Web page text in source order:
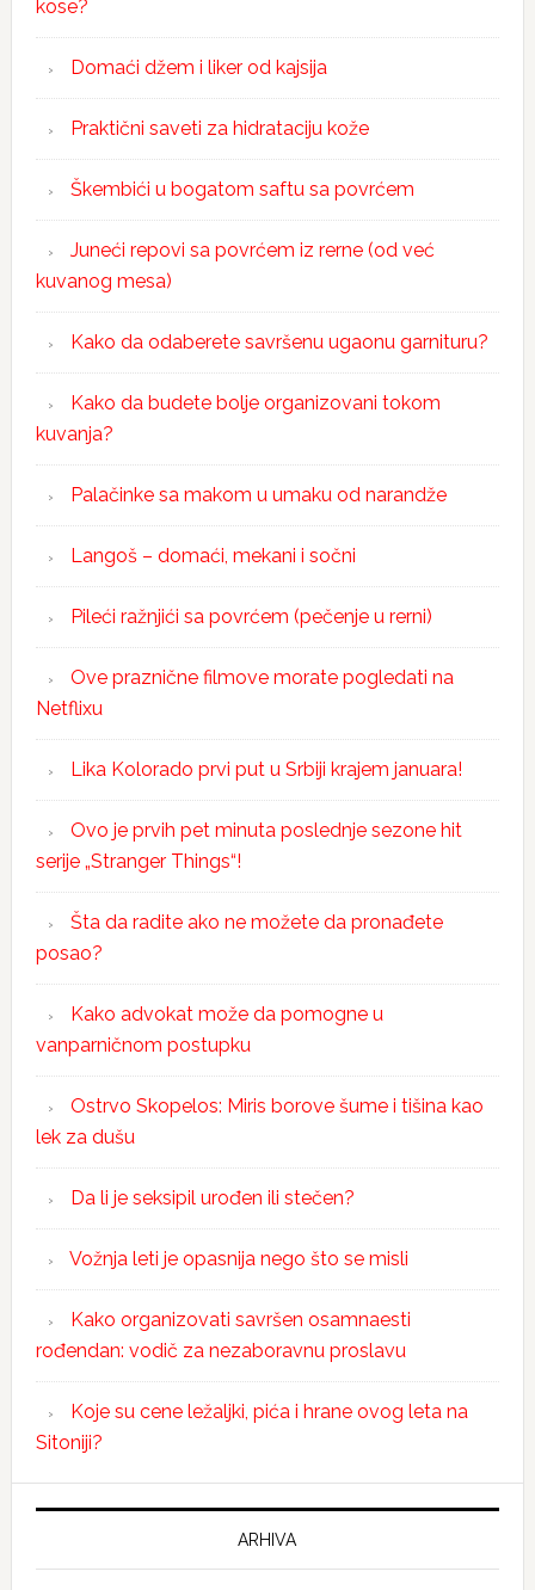
kose?
Domaći džem i liker od kajsija
Praktični saveti za hidrataciju kože
Škembići u bogatom saftu sa povrćem
Juneći repovi sa povrćem iz rerne (od već
kuvanog mesa)
Kako da odaberete savršenu ugaonu garnituru?
Kako da budete bolje organizovani tokom
kuvanja?
Palačinke sa makom u umaku od narandže
Langoš – domaći, mekani i sočni
Pileći ražnjići sa povrćem (pečenje u rerni)
Ove praznične filmove morate pogledati na
Netflixu
Lika Kolorado prvi put u Srbiji krajem januara!
Ovo je prvih pet minuta poslednje sezone hit
serije „Stranger Things“!
Šta da radite ako ne možete da pronađete
posao?
Kako advokat može da pomogne u
vanparničnom postupku
Ostrvo Skopelos: Miris borove šume i tišina kao
lek za dušu
Da li je seksipil urođen ili stečen?
Vožnja leti je opasnija nego što se misli
Kako organizovati savršen osamnaesti
rođendan: vodič za nezaboravnu proslavu
Koje su cene ležaljki, pića i hrane ovog leta na
Sitoniji?
ARHIVA